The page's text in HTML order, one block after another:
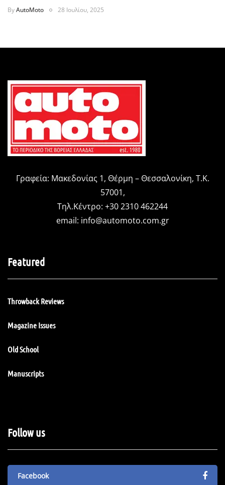
ByAutoMoto 28 Ιουλίου, 2025
Γραφεία: Μακεδονίας 1, Θέρμη – Θεσσαλονίκη, Τ.Κ.
57001,
Τηλ.Κέντρο: +30 2310 462244
email: info@automoto.com.gr
Featured
Throwback Reviews
Magazine Issues
Old School
Manuscripts
Follow us
Facebook